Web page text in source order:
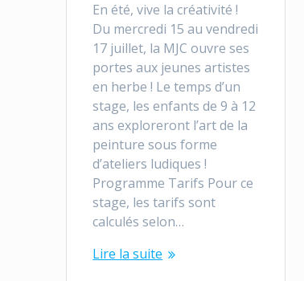
En été, vive la créativité !
Du mercredi 15 au vendredi
17 juillet, la MJC ouvre ses
portes aux jeunes artistes
en herbe ! Le temps d’un
stage, les enfants de 9 à 12
ans exploreront l’art de la
peinture sous forme
d’ateliers ludiques !
Programme Tarifs Pour ce
stage, les tarifs sont
calculés selon…
Lire la suite